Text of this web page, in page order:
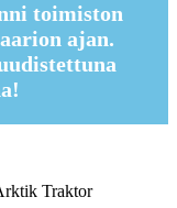
toimiston
ajan.
Traktor